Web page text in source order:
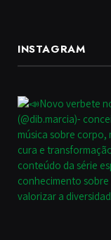
INSTAGRAM